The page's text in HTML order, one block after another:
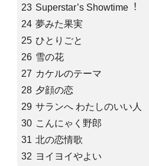
23 Superstar’s Showtime︕
24 夢みた果実
25 ひとりごと
26 雪の花
27 カケルのテーマ
28 夕顔の恋
29 サランへ わたしのいい人
30 こんにゃく野郎
31 北の恋情歌
32 ヨイヨイやよい